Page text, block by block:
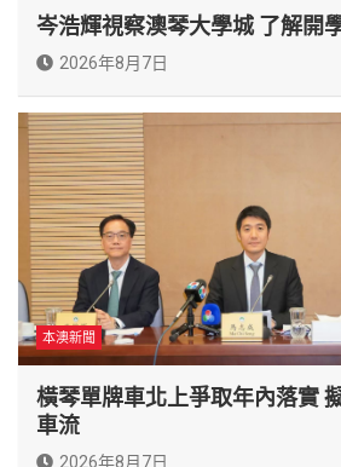
岑浩輝視察澳琴大學城 了解開
2026年8月7日
本澳新聞
橫琴單牌車北上爭取年內落實
車流
2026年8月7日